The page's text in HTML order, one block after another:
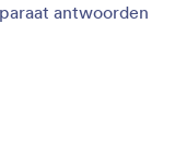
antwoorden